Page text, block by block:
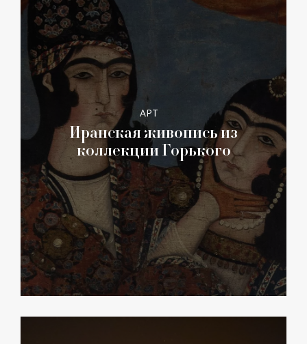
АРТ
Иранская живопись из
коллекции Горького